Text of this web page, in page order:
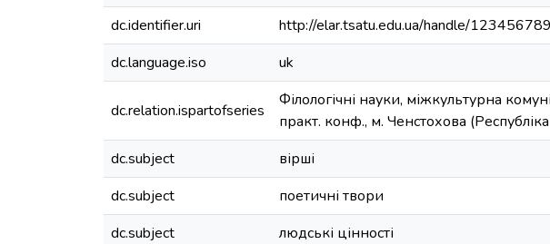
dc.identifier.uri
http://elar.tsatu.edu.ua/handle/
dc.language.iso
uk
dc.relation.ispartofseries
Філологічні науки, міжкультурна
практ. конф., м. Ченстохова
dc.subject
вірші
dc.subject
поетичні твори
dc.subject
людські цінності